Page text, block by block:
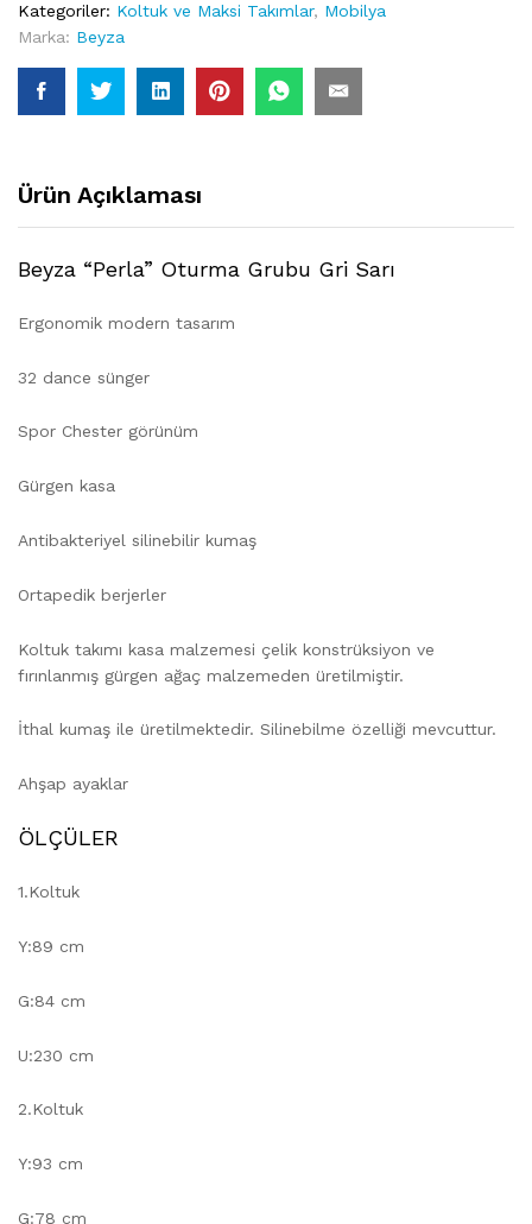
Kategoriler: Koltuk ve Maksi Takımlar, Mobilya
Marka: Beyza
Ürün Açıklaması
Beyza “Perla” Oturma Grubu Gri Sarı
Ergonomik modern tasarım
32 dance sünger
Spor Chester görünüm
Gürgen kasa
Antibakteriyel silinebilir kumaş
Ortapedik berjerler
Koltuk takımı kasa malzemesi çelik konstrüksiyon ve
fırınlanmış gürgen ağaç malzemeden üretilmiştir.
İthal kumaş ile üretilmektedir. Silinebilme özelliği mevcuttur.
Ahşap ayaklar
ÖLÇÜLER
1.Koltuk
Y:89 cm
G:84 cm
U:230 cm
2.Koltuk
Y:93 cm
G:78 cm